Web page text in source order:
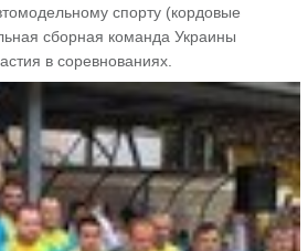
спорту (кордовые
сборная команда Украины
в соревнованиях.